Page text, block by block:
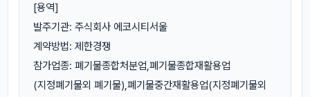
[용역]
발주기관: 주식회사 에코시티서울
계약방법: 제한경쟁
참가업종: 폐기물종합처분업,폐기물종합재활용업
(지정폐기물외 폐기물),폐기물중간재활용업(지정폐기물외